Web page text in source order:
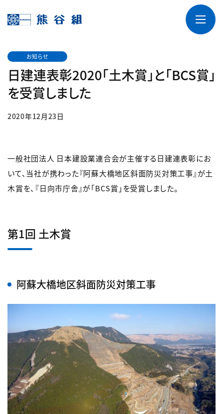
お知らせ
日建連表彰2020「土木賞」と「BCS賞」
を受賞しました
2020年12月23日
一般社団法人 日本建設業連合会が主催する日建連表彰にお
いて、当社が携わった『阿蘇大橋地区斜面防災対策工事』が土
木賞を、『日向市庁舎』が「BCS賞」を受賞しました。
第1回 土木賞
阿蘇大橋地区斜面防災対策工事